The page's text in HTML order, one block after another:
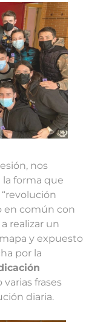
nos
la forma que
en común con
realizar un
y expuesto
por la
frases
diaria.